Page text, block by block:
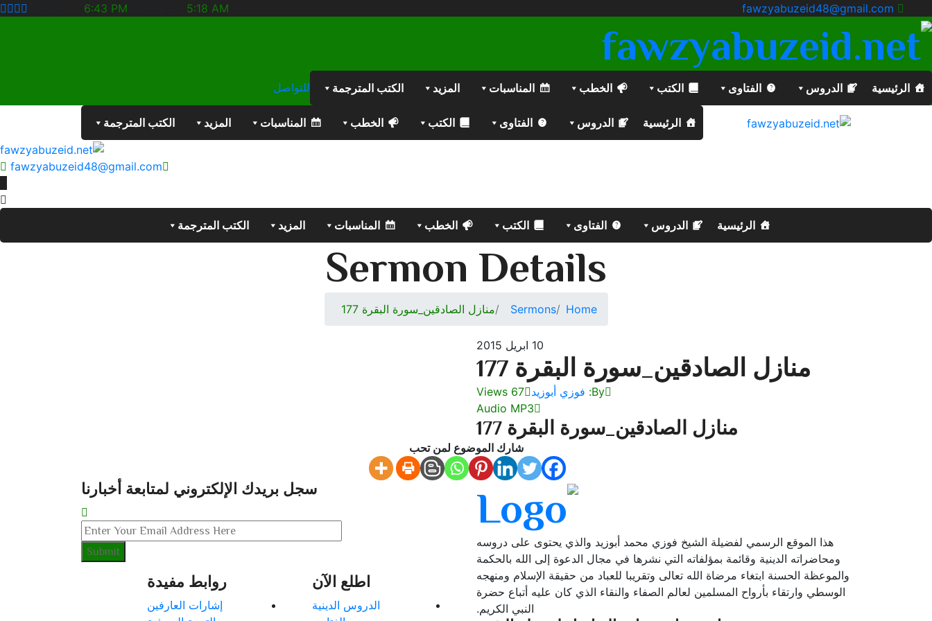
fawzyabuzeid48@gmail.com
5:18 AM
6:43 PM
الرئيسية الدروس الفتاوى الكتب الخطب المناسبات المزيد الكتب المترجمة للتواصل
الرئيسية الدروس الفتاوى الكتب الخطب المناسبات المزيد الكتب المترجمة
fawzyabuzeid48@gmail.com
الرئيسية الدروس الفتاوى الكتب الخطب المناسبات المزيد الكتب المترجمة
Sermon Details
Home
Sermons منازل الصادقين_سورة البقرة 177
10 ابريل 2015
منازل الصادقين_سورة البقرة 177
By: فوزي أبوزيد 67 Views
Audio MP3
منازل الصادقين_سورة البقرة 177
شارك الموضوع لمن تحب
هذا الموقع الرسمي لفضيلة الشيخ فوزي محمد أبوزيد والذي يحتوى على دروسه
ومحاضراته الدينية وقائمة بمؤلفاته التي نشرها في مجال الدعوة إلى الله بالحكمة
والموعظة الحسنة ابتغاء مرضاة الله تعالى وتقريبا للعباد من حقيقة الإسلام ومنهجه
الوسطي وارتقاء بأرواح المسلمين لعالم الصفاء والنقاء الذي كان عليه أتباع حضرة
النبي الكريم.
سجل بريدك الإلكتروني لمتابعة أخبارنا
اطلع الآن
الدروس الدينية
روابط مفيدة
إشارات العارفين